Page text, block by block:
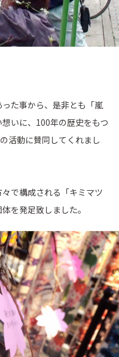
た事から、是非とも「嵐
いに、100年の歴史をもつ
活動に賛同してくれまし
で構成される「キミマツ
を発足致しました。